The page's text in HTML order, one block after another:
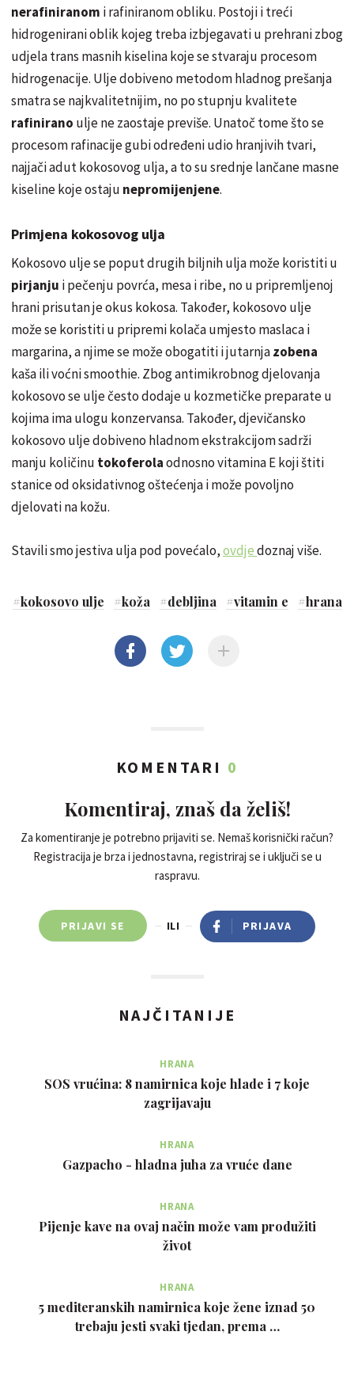
nerafiniranom i rafiniranom obliku. Postoji i treći
hidrogenirani oblik kojeg treba izbjegavati u prehrani zbog
udjela trans masnih kiselina koje se stvaraju procesom
hidrogenacije. Ulje dobiveno metodom hladnog prešanja
smatra se najkvalitetnijim, no po stupnju kvalitete
rafinirano ulje ne zaostaje previše. Unatoč tome što se
procesom rafinacije gubi određeni udio hranjivih tvari,
najjači adut kokosovog ulja, a to su srednje lančane masne
kiseline koje ostaju nepromijenjene.
Primjena kokosovog ulja
Kokosovo ulje se poput drugih biljnih ulja može koristiti u
pirjanju i pečenju povrća, mesa i ribe, no u pripremljenoj
hrani prisutan je okus kokosa. Također, kokosovo ulje
može se koristiti u pripremi kolača umjesto maslaca i
margarina, a njime se može obogatiti i jutarnjazobena
kaša ili voćni smoothie. Zbog antimikrobnog djelovanja
kokosovo se ulje često dodaje u kozmetičke preparate u
kojima ima ulogu konzervansa. Također, djevičansko
kokosovo ulje dobiveno hladnom ekstrakcijom sadrži
manju količinu tokoferolaodnosno vitamina E koji štiti
stanice od oksidativnog oštećenja i može povoljno
djelovati na kožu.
Stavili smo jestiva ulja pod povećalo,ovdjedoznaj više.
#kokosovo ulje #koža #debljina #vitamin e #hrana
KOMENTARI 0
Komentiraj, znaš da želiš!
Za komentiranje je potrebno prijaviti se. Nemaš korisnički račun?
Registracija je brza i jednostavna, registriraj se i uključi se u
raspravu.
PRIJAVI SE ILI PRIJAVA
NAJČITANIJE
HRANA
SOS vrućina: 8 namirnica koje hlade i 7 koje
zagrijavaju
HRANA
Gazpacho - hladna juha za vruće dane
HRANA
Pijenje kave na ovaj način može vam produžiti
život
HRANA
5 mediteranskih namirnica koje žene iznad 50
trebaju jesti svaki tjedan, prema …